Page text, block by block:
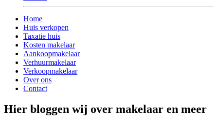
Home
Huis verkopen
Taxatie huis
Kosten makelaar
Aankoopmakelaar
Verhuurmakelaar
Verkoopmakelaar
Over ons
Contact
Hier bloggen wij over makelaar en meer